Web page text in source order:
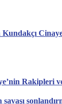
Rakipleri